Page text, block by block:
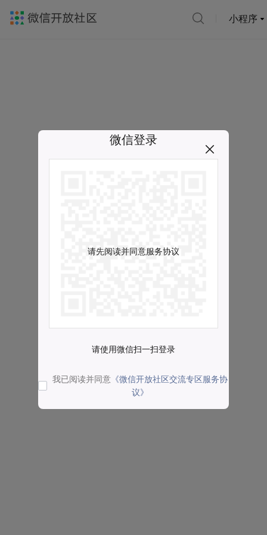
小程序
微信登录
请先阅读并同意服务协议
请使用微信扫一扫登录
我已阅读并同意 《微信开放社区交流专区服务协
议》